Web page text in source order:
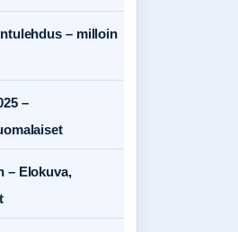
– milloin
–
– Elokuva,